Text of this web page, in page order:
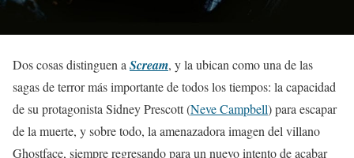
Dos cosas distinguen a Scream, y la ubican como una de las
sagas de terror más importante de todos los tiempos: la capacidad
de su protagonista Sidney Prescott (Neve Campbell) para escapar
de la muerte, y sobre todo, la amenazadora imagen del villano
Ghostface, siempre regresando para un nuevo intento de acabar